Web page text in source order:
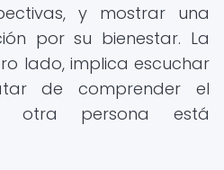
y mostrar una
por su bienestar. La
lado, implica escuchar
de comprender el
otra persona está